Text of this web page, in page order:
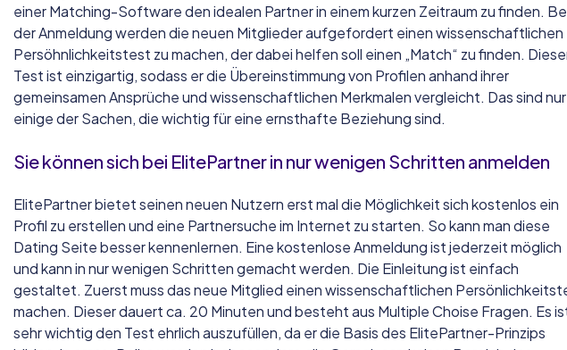
einer Matching-Software den idealen Partner in einem kurzen Zeitraum zu finden.
der Anmeldung werden die neuen Mitglieder aufgefordert einen wissenschaftlichen
Persöhnlichkeitstest zu machen, der dabei helfen soll einen „Match“ zu finden.
Test ist einzigartig, sodass er die Übereinstimmung von Profilen anhand ihrer
gemeinsamen Ansprüche und wissenschaftlichen Merkmalen vergleicht. Das sind nur
einige der Sachen, die wichtig für eine ernsthafte Beziehung sind.
Sie können sich bei ElitePartner in nur wenigen Schritten anmelden
ElitePartner bietet seinen neuen Nutzern erst mal die Möglichkeit sich kostenlos ein
Profil zu erstellen und eine Partnersuche im Internet zu starten. So kann man diese
Dating Seite besser kennenlernen. Eine kostenlose Anmeldung ist jederzeit möglich
und kann in nur wenigen Schritten gemacht werden. Die Einleitung ist einfach
gestaltet. Zuerst muss das neue Mitglied einen wissenschaftlichen
machen. Dieser dauert ca. 20 Minuten und besteht aus Multiple Choise Fragen. Es
sehr wichtig den Test ehrlich auszufüllen, da er die Basis des ElitePartner-Prinzips